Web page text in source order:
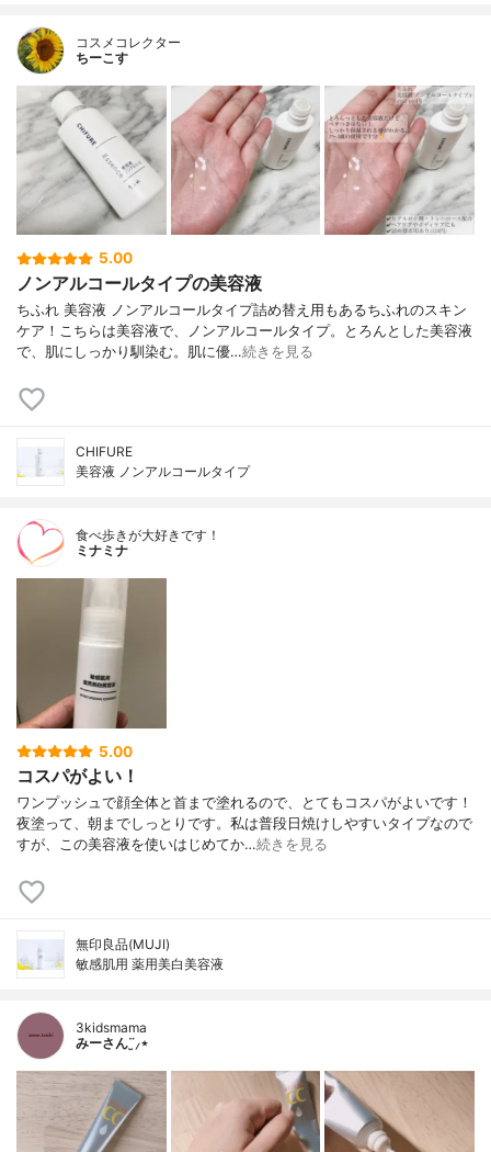
コスメコレクター
ちーこす
5.00
ノンアルコールタイプの美容液
ちふれ 美容液 ノンアルコールタイプ詰め替え用もあるちふれのスキン
ケア！こちらは美容液で、ノンアルコールタイプ。とろんとした美容液
で、肌にしっかり馴染む。肌に優…続きを見る
CHIFURE
美容液 ノンアルコールタイプ
食べ歩きが大好きです！
ミナミナ
5.00
コスパがよい！
ワンプッシュで顔全体と首まで塗れるので、とてもコスパがよいです！
夜塗って、朝までしっとりです。私は普段日焼けしやすいタイプなので
すが、この美容液を使いはじめてか…続きを見る
無印良品(MUJI)
敏感肌用 薬用美白美容液
3kidsmama
みーさん¨̮⸝⋆